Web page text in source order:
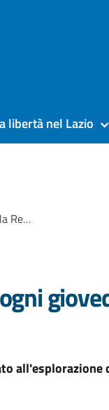
libertà nel Lazio
letterario
all'esplorazione